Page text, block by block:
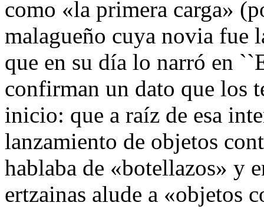
como «la primera carga»
malagueño cuya novia fue
que en su día lo narró en
confirman un dato que los
inicio: que a raíz de esa
lanzamiento de objetos
hablaba de «botellazos» y
ertzainas alude a «objetos